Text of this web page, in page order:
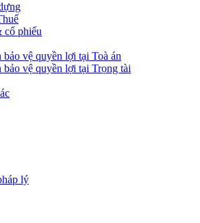
cổ phiếu
vệ quyền lợi tại Toà án
bảo vệ quyền lợi tại Trọng tài
lý